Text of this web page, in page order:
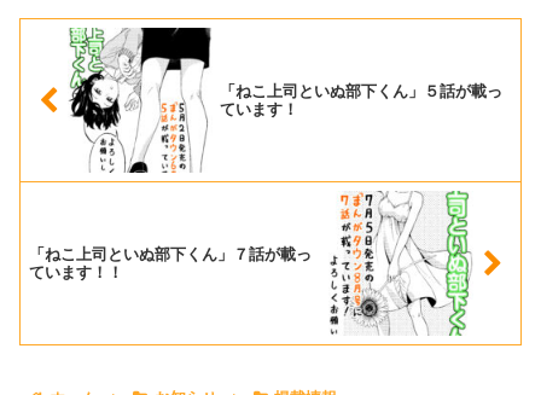
22日発売のまんがタイムスペシ
ダ...
「ねこ上司といぬ部下くん」５話が載っ
ています！
「ねこ上司といぬ部下くん」７話が載っ
ています！！